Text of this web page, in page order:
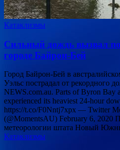
Катаклизмы
Сильный дождь вызвал
городе Байрон-Бей
Город Байрон-Бей в
Уэльс пострадал от рекордного
NEWS.com.au. Parts of Byron Bay
experienced its heaviest 24-hour
https://t.co/F0Nntj7xpx — Twitter
(@MomentsAU) February 6, 2020
метеорологии штата Новый
Катаклизмы